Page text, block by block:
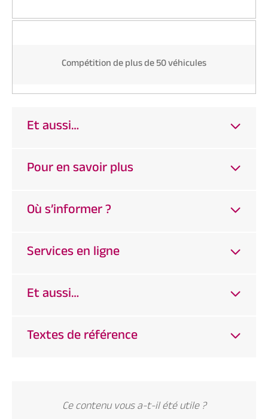
Compétition de plus de 50 véhicules
Et aussi…
Pour en savoir plus
Où s’informer ?
Services en ligne
Et aussi…
Textes de référence
Ce contenu vous a-t-il été utile ?